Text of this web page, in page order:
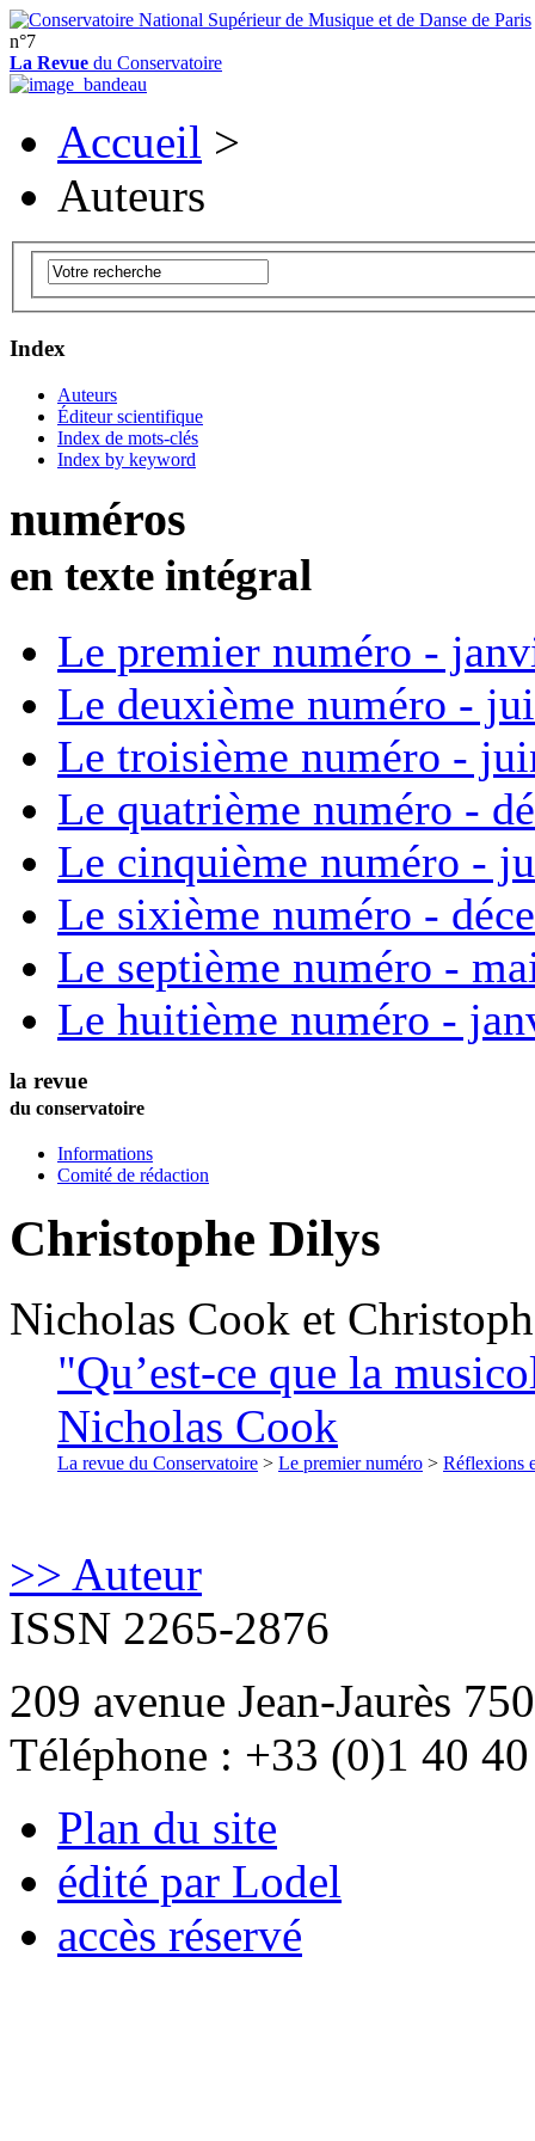
n°7
La Revue du Conservatoire
Accueil >
Auteurs
Index
Auteurs
Éditeur scientifique
Index de mots-clés
Index by keyword
numéros
en texte intégral
Le premier numéro -
Le deuxième numéro -
Le troisième numéro -
Le quatrième numéro -
Le cinquième numéro -
Le sixième numéro -
Le septième numéro -
Le huitième numéro -
la revue
du conservatoire
Informations
Comité de rédaction
Christophe Dilys
Nicholas Cook et
"Qu’est-ce que la
Nicholas Cook
La revue du Conservatoire > Le premier numéro > Réflexions
>> Auteur
ISSN 2265-2876
209 avenue Jean-Jaurès
Téléphone : +33 (0)1 40
Plan du site
édité par Lodel
accès réservé